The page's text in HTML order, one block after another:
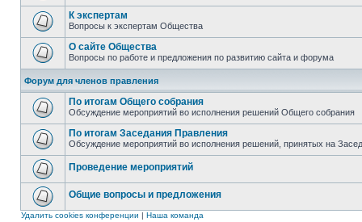
К экспертам
Вопросы к экспертам Общества
О сайте Общества
Вопросы по работе и предложения по развитию сайта и форума
Форум для членов правления
По итогам Общего собрания
Обсуждение мероприятий во исполнения решений Общего собрания
По итогам Заседания Правления
Обсуждение мероприятий во исполнения решений, принятых на
Проведение мероприятий
Общие вопросы и предложения
Удалить cookies конференции | Наша команда